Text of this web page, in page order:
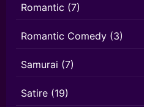
Romantic (7)
Romantic Comedy (3)
Samurai (7)
Satire (19)